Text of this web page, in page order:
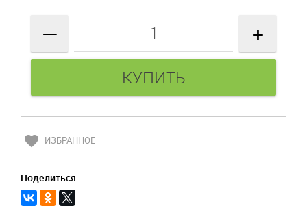
— +
favorite ИЗБРАННОЕ
Поделиться: